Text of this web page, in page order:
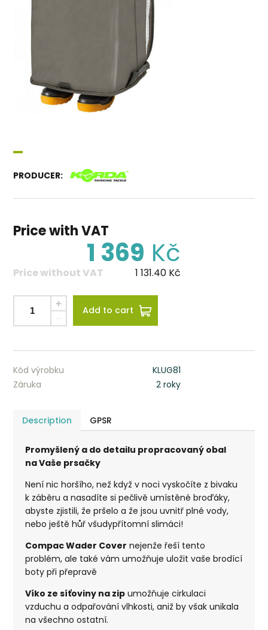
PRODUCER:
Price with VAT
1 369 Kč
Price without VAT 1 131.40 Kč
Add to cart
Kód výrobku
KLUG81
Záruka
2 roky
Description GPSR
Promyšlený a do detailu propracovaný obal
na Vaše prsačky
Není nic horšího, než když v noci vyskočíte z bivaku
k záběru a nasadíte si pečlivě umístěné broďáky,
abyste zjistili, že pršelo a že jsou uvnitř plné vody,
nebo ještě hůř všudypřítomní slimáci!
Compac Wader Cover nejenže řeší tento
problém, ale také vám umožňuje uložit vaše brodící
boty při přepravě
Víko ze síťoviny na zip umožňuje cirkulaci
vzduchu a odpařování vlhkosti, aniž by však unikala
na všechno ostatní.